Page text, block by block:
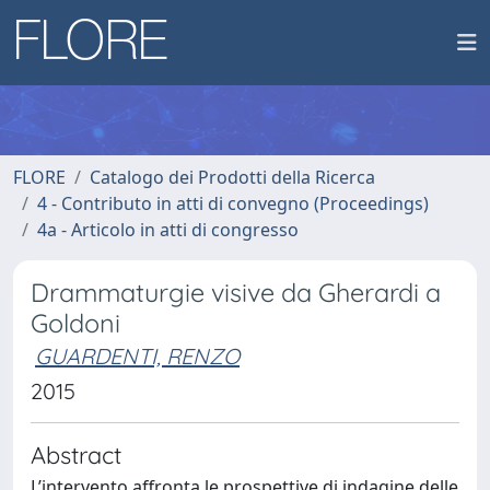
FLORE
Catalogo dei Prodotti della Ricerca
4 - Contributo in atti di convegno (Proceedings)
4a - Articolo in atti di congresso
Drammaturgie visive da Gherardi a
Goldoni
GUARDENTI, RENZO
2015
Abstract